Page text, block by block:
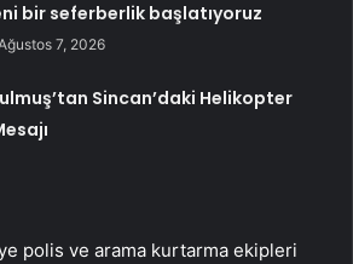
bir seferberlik başlatıyoruz
7, 2026
Sincan’daki Helikopter
polis ve arama kurtarma ekipleri